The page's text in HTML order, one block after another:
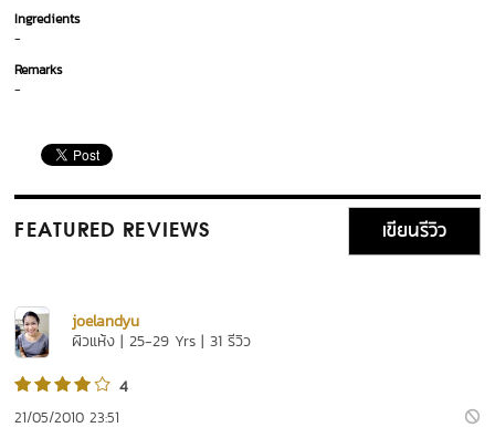
Ingredients
-
Remarks
-
FEATURED REVIEWS เขียนรีวิว
่joelandyu
ผิวแห้ง | 25-29 Yrs | 31 รีวิว
4
21/05/2010 23:51